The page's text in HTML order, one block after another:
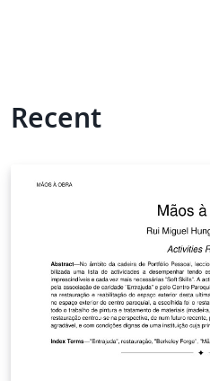
Recent